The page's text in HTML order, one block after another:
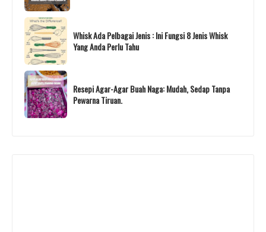
Whisk Ada Pelbagai Jenis : Ini Fungsi 8 Jenis Whisk
Yang Anda Perlu Tahu
Resepi Agar-Agar Buah Naga: Mudah, Sedap Tanpa
Pewarna Tiruan.